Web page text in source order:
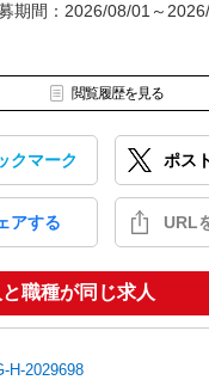
期間：2026/08/01～
閲覧履歴を見る
クマーク ポス
アする URL
職種が同じ求人
H-2029698